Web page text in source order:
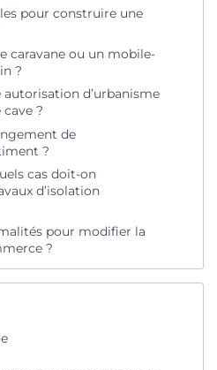
pour construire une
caravane ou un mobile-
?
d’urbanisme
?
de
?
cas doit-on
d’isolation
pour modifier la
?